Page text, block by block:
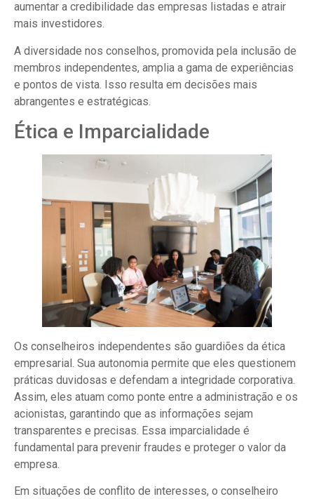
aumentar a credibilidade das empresas listadas e atrair
mais investidores.
A diversidade nos conselhos, promovida pela inclusão de
membros independentes, amplia a gama de experiências
e pontos de vista. Isso resulta em decisões mais
abrangentes e estratégicas.
Ética e Imparcialidade
Os conselheiros independentes são guardiões da ética
empresarial. Sua autonomia permite que eles questionem
práticas duvidosas e defendam a integridade corporativa.
Assim, eles atuam como ponte entre a administração e os
acionistas, garantindo que as informações sejam
transparentes e precisas. Essa imparcialidade é
fundamental para prevenir fraudes e proteger o valor da
empresa.
Em situações de conflito de interesses, o conselheiro